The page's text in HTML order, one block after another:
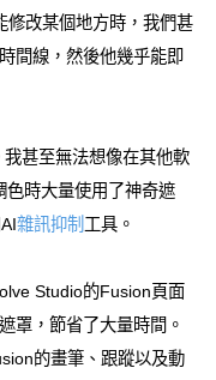
修改某個地方時，我們甚
間線，然後他幾乎能即
甚至無法想像在其他軟
色時大量使用了神奇遮
雜訊抑制 工具。
Studio的Fusion頁面
罩，節省了大量時間。
的畫筆、跟蹤以及動